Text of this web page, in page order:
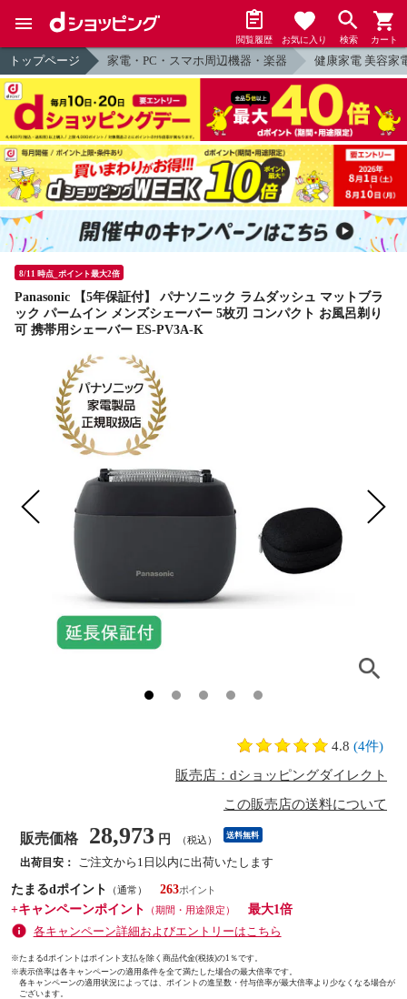
閲覧履歴 お気に入り 検索 カート
トップページ 家電・PC・スマホ周辺機器・楽器 健康家電 美容家
8/11 時点_ポイント最大2倍
Panasonic 【5年保証付】 パナソニック ラムダッシュ マットブラ
ック パームイン メンズシェーバー 5枚刃 コンパクト お風呂剃り
可 携帯用シェーバー ES-PV3A-K
4.8 (4件)
販売店：dショッピングダイレクト
この販売店の送料について
販売価格 28,973 円 （税込） 送料無料
出荷目安：
ご注文から1日以内に出荷いたします
たまるdポイント
（通常）
263
+キャンペーンポイント
（期間・用途限定）
最大1倍
各キャンペーン詳細およびエントリーはこちら
※たまるdポイントはポイント支払を除く商品代金(税抜)の1％です。
※表示倍率は各キャンペーンの適用条件を全て満たした場合の最大倍率です。
各キャンペーンの適用状況によっては、ポイントの進呈数・付与倍率が最大倍率より少なくなる場合が
ございます。